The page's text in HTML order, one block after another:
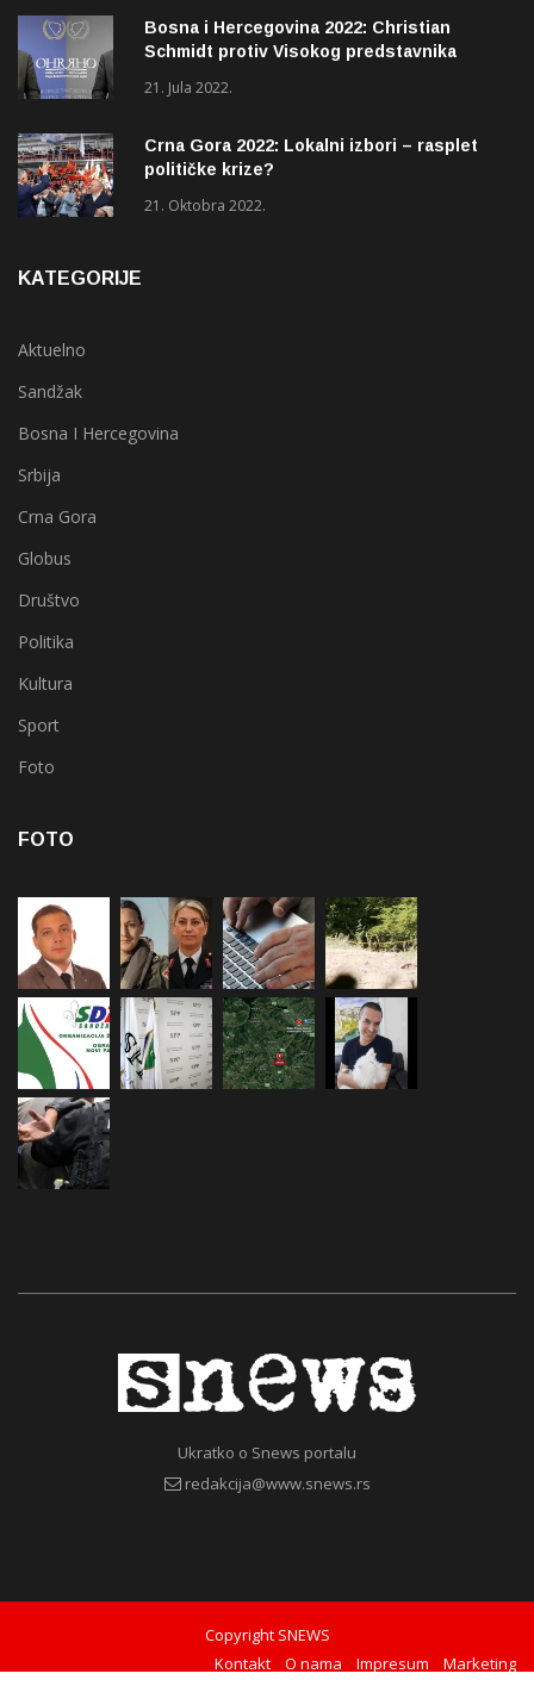
Bosna i Hercegovina 2022: Christian
Schmidt protiv Visokog predstavnika
21. Jula 2022.
Crna Gora 2022: Lokalni izbori – rasplet
političke krize?
21. Oktobra 2022.
KATEGORIJE
Aktuelno
Sandžak
Bosna I Hercegovina
Srbija
Crna Gora
Globus
Društvo
Politika
Kultura
Sport
Foto
FOTO
Ukratko o Snews portalu
redakcija@www.snews.rs
Copyright SNEWS
Kontakt
O nama Impresum Marketing